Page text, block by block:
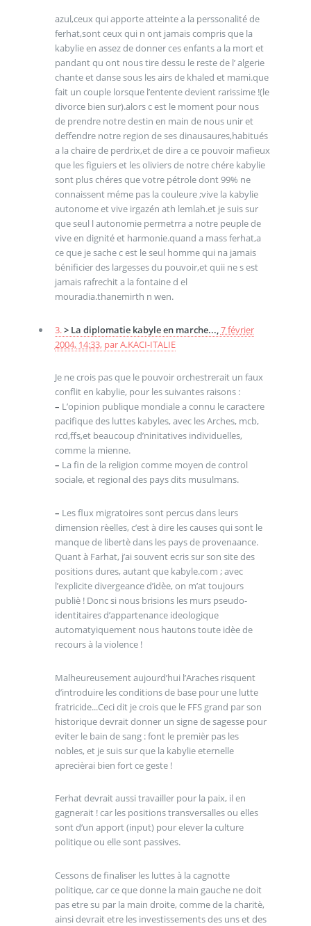
azul,ceux qui apporte atteinte a la perssonalité de
ferhat,sont ceux qui n ont jamais compris que la
kabylie en assez de donner ces enfants a la mort et
pandant qu ont nous tire dessu le reste de l’ algerie
chante et danse sous les airs de khaled et mami.que
fait un couple lorsque l’entente devient rarissime !(le
divorce bien sur).alors c est le moment pour nous
de prendre notre destin en main de nous unir et
deffendre notre region de ses dinausaures,habitués
a la chaire de perdrix,et de dire a ce pouvoir mafieux
que les figuiers et les oliviers de notre chére kabylie
sont plus chéres que votre pétrole dont 99% ne
connaissent méme pas la couleure ;vive la kabylie
autonome et vive irgazén ath lemlah.et je suis sur
que seul l autonomie permetrra a notre peuple de
vive en dignité et harmonie.quand a mass ferhat,a
ce que je sache c est le seul homme qui na jamais
bénificier des largesses du pouvoir,et quii ne s est
jamais rafrechit a la fontaine d el
mouradia.thanemirth n wen.
3.> La diplomatie kabyle en marche...,7 février
2004, 14:33, parA.KACI-ITALIE
Je ne crois pas que le pouvoir orchestrerait un faux
conflit en kabylie, pour les suivantes raisons :
– L’opinion publique mondiale a connu le caractere
pacifique des luttes kabyles, avec les Arches, mcb,
rcd,ffs,et beaucoup d’ninitatives individuelles,
comme la mienne.
– La fin de la religion comme moyen de control
sociale, et regional des pays dits musulmans.
– Les flux migratoires sont percus dans leurs
dimension rèelles, c’est à dire les causes qui sont le
manque de libertè dans les pays de provenaance.
Quant à Farhat, j’ai souvent ecris sur son site des
positions dures, autant que kabyle.com ; avec
l’explicite divergeance d’idèe, on m’at toujours
publiè ! Donc si nous brisions les murs pseudo-
identitaires d’appartenance ideologique
automatyiquement nous hautons toute idèe de
recours à la violence !
Malheureusement aujourd’hui l’Araches risquent
d’introduire les conditions de base pour une lutte
fratricide...Ceci dit je crois que le FFS grand par son
historique devrait donner un signe de sagesse pour
eviter le bain de sang : font le premièr pas les
nobles, et je suis sur que la kabylie eternelle
aprecièrai bien fort ce geste !
Ferhat devrait aussi travailler pour la paix, il en
gagnerait ! car les positions transversalles ou elles
sont d’un apport (input) pour elever la culture
politique ou elle sont passives.
Cessons de finaliser les luttes à la cagnotte
politique, car ce que donne la main gauche ne doit
pas etre su par la main droite, comme de la charitè,
ainsi devrait etre les investissements des uns et des